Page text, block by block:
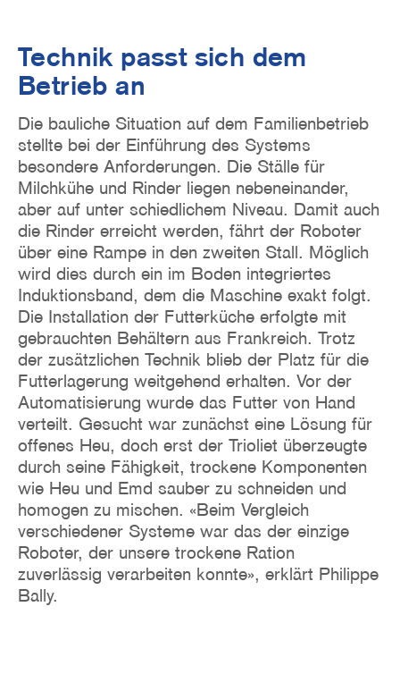
Technik passt sich dem
Betrieb an
Die bauliche Situation auf dem Familienbetrieb
stellte bei der Einführung des Systems
besondere Anforderungen. Die Ställe für
Milchkühe und Rinder liegen nebeneinander,
aber auf unter schiedlichem Niveau. Damit auch
die Rinder erreicht werden, fährt der Roboter
über eine Rampe in den zweiten Stall. Möglich
wird dies durch ein im Boden integriertes
Induktionsband, dem die Maschine exakt folgt.
Die Installation der Futterküche erfolgte mit
gebrauchten Behältern aus Frankreich. Trotz
der zusätzlichen Technik blieb der Platz für die
Futterlagerung weitgehend erhalten. Vor der
Automatisierung wurde das Futter von Hand
verteilt. Gesucht war zunächst eine Lösung für
offenes Heu, doch erst der Trioliet überzeugte
durch seine Fähigkeit, trockene Komponenten
wie Heu und Emd sauber zu schneiden und
homogen zu mischen. «Beim Vergleich
verschiedener Systeme war das der einzige
Roboter, der unsere trockene Ration
zuverlässig verarbeiten konnte», erklärt Philippe
Bally.